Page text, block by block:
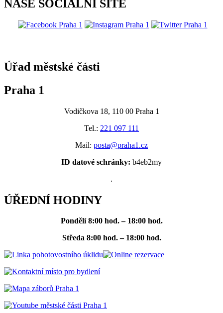
NAŠE SOCIÁLNÍ SÍTĚ
Úřad městské části
Praha 1
Vodičkova 18, 110 00 Praha 1
Tel.: 221 097 111
Mail: posta@praha1.cz
ID datové schránky: b4eb2my
.
ÚŘEDNÍ HODINY
Pondělí 8:00 hod. – 18:00 hod.
Středa 8:00 hod. – 18:00 hod.